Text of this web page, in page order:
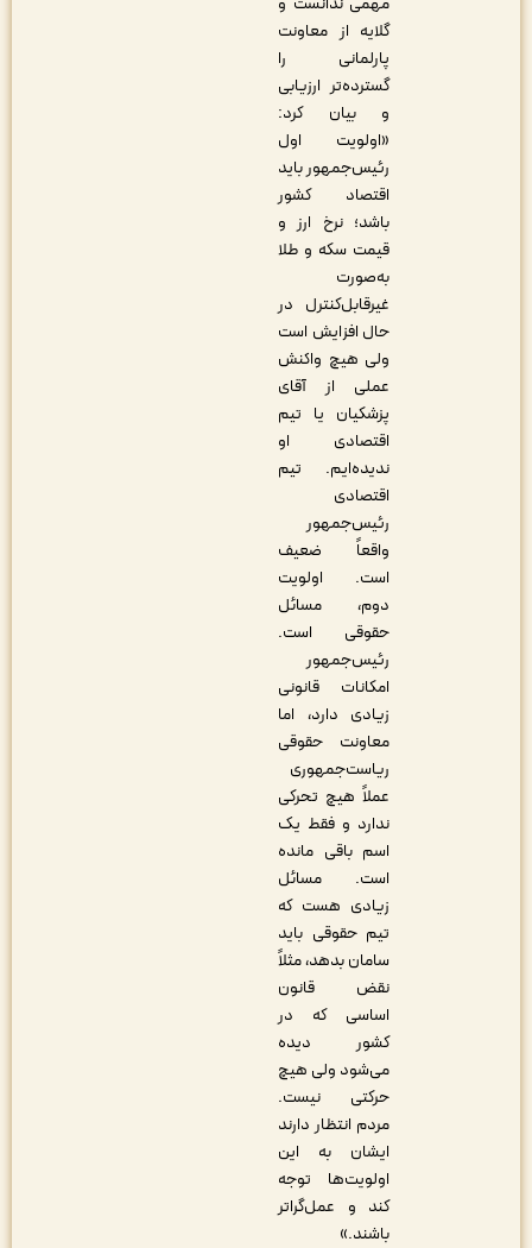
گلایه از معاونت
پارلمانی را
گسترده‌تر ارزیابی
و بیان کرد:
«اولویت اول
رئیس‌جمهور باید
اقتصاد کشور
باشد؛ نرخ ارز و
قیمت سکه و طلا
به‌صورت
غیرقابل‌کنترل در
حال افزایش است
ولی هیچ واکنش
عملی از آقای
پزشکیان یا تیم
اقتصادی او
ندیده‌ایم. تیم
اقتصادی
رئیس‌جمهور
واقعاً ضعیف
است. اولویت
دوم، مسائل
حقوقی است.
رئیس‌جمهور
امکانات قانونی
زیادی دارد، اما
معاونت حقوقی
ریاست‌جمهوری
عملاً هیچ تحرکی
ندارد و فقط یک
اسم باقی مانده
است. مسائل
زیادی هست که
تیم حقوقی باید
سامان بدهد، مثلاً
نقض قانون
اساسی که در
کشور دیده
می‌شود ولی هیچ
حرکتی نیست.
مردم انتظار دارند
ایشان به این
اولویت‌ها توجه
کند و عمل‌گراتر